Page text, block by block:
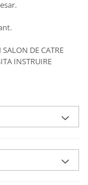
DE CATRE
INSTRUIRE